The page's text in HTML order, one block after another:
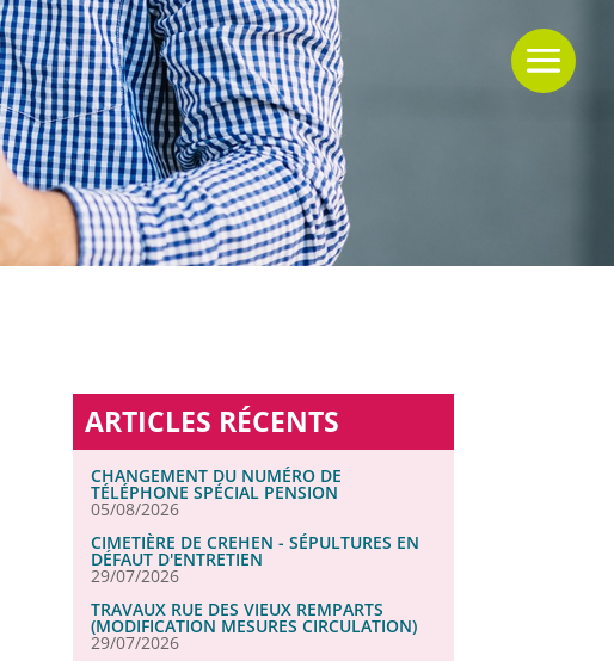
ARTICLES RÉCENTS
CHANGEMENT DU NUMÉRO DE
TÉLÉPHONE SPÉCIAL PENSION
05/08/2026
CIMETIÈRE DE CREHEN - SÉPULTURES EN
DÉFAUT D'ENTRETIEN
29/07/2026
TRAVAUX RUE DES VIEUX REMPARTS
(MODIFICATION MESURES CIRCULATION)
29/07/2026